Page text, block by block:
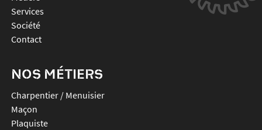
Services
Société
Contact
NOS MÉTIERS
Charpentier / Menuisier
Maçon
Plaquiste